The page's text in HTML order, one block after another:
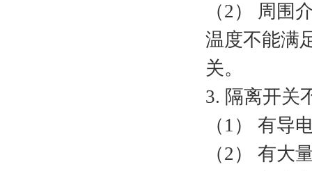
（2） 周围
温度不能满
关。
3. 隔离开关
（1） 有导
（2） 有大